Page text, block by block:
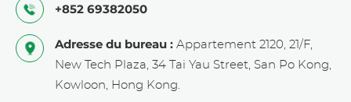
+852 69382050
Adresse du bureau : Appartement 2120, 21/F,
New Tech Plaza, 34 Tai Yau Street, San Po Kong,
Kowloon, Hong Kong.